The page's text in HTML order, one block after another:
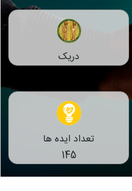
دریک
تعداد ایده ها
145